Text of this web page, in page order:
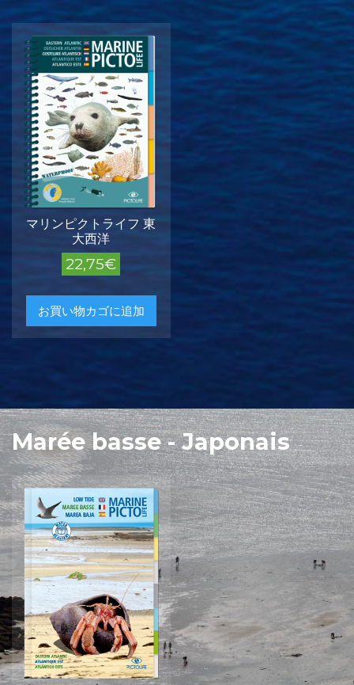
マリンピクトライフ 東
大西洋
22,75€
お買い物カゴに追加
Marée basse - Japonais